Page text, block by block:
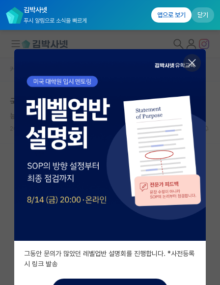
김박사넷
푸시 알림으로 소식을 빠르게
앱으로 보기 닫기
대학원생 모집
국내대학원 정보
연구실&오픈랩
커뮤니티
커뮤니티 홈
전체글보기
베스트 게시판
자유 게시판(아무개랩)
미국 유학 게시판
미국 대학원 합격 후기 게시판
커뮤니티 홈
국가 R&D 예산 삭감으로 피해는 대학원생이 ...
능글맞은 에이다 러브레이스
2023.10.05 4 5708
그동안 문의가 많았던 레벨업반 설명회를 진행합니다. *사전등록
시 링크 발송